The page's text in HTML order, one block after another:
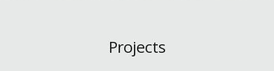
Projects